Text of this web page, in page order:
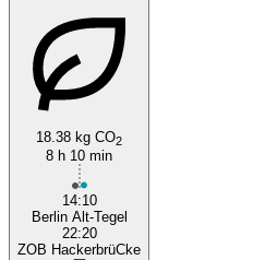
18.38 kg CO2
8 h 10 min
14:10
Berlin Alt-Tegel
22:20
ZOB HackerbrüCke